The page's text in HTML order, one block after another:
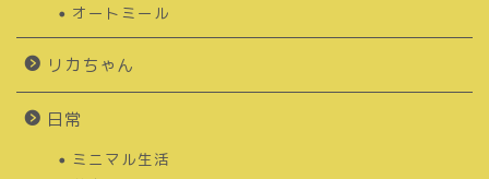
オートミール
リカちゃん
日常
ミニマル生活